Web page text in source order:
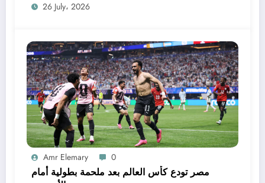
26 July، 2026
Amr Elemary 0
مصر تودع كأس العالم بعد ملحمة بطولية أمام